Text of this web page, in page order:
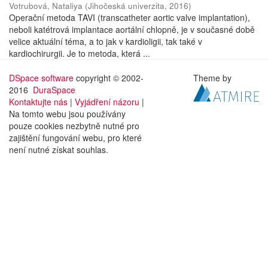
Votrubová, Nataliya (Jihočeská univerzita, 2016)
Operační metoda TAVI (transcatheter aortic valve implantation),
neboli katétrová implantace aortální chlopně, je v současné době
velice aktuální téma, a to jak v kardioligii, tak také v
kardiochirurgii. Je to metoda, která ...
DSpace software copyright © 2002-
2016 DuraSpace
Kontaktujte nás | Vyjádření názoru |
Na tomto webu jsou používány
pouze cookies nezbytně nutné pro
zajištění fungování webu, pro které
není nutné získat souhlas.
Theme by